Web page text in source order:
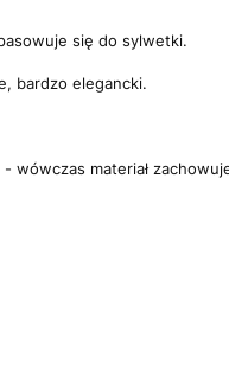
się do sylwetki.
bardzo elegancki.
materiał